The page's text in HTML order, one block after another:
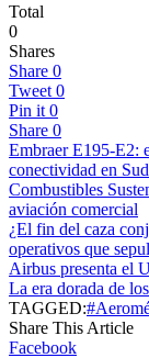
Total
0
Shares
Share 0
Tweet 0
Pin it 0
Share 0
Embraer E195-E2:
conectividad en
Combustibles
aviación comercial
¿El fin del caza
operativos que
Airbus presenta el
La era dorada de
TAGGED:
Share This Article
Facebook